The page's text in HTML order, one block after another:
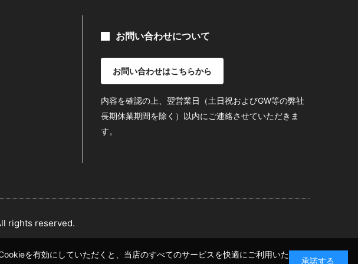
お問い合わせについて
お問い合わせはこちらから
内容を確認の上、翌営業日（土日祝およびGW等の弊社
長期休業期間を除く）以内にご連絡させていただきま
す。
rights reserved.
を有効にしていただくと、当店のすべてのサービスを快適にご利用いた
承諾する